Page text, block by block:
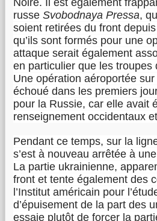
Noire. Il est également
russe Svobodnaya Pressa,
soient retirées du front
qu’ils sont formés pour une
attaque serait également
en particulier que les troupes
Une opération aéroportée
échoué dans les premiers
pour la Russie, car elle avait
renseignement occidentaux
Pendant ce temps, sur la
s’est à nouveau arrêtée à
La partie ukrainienne,
front et tente également des
l’Institut américain pour
d’épuisement de la part des
essaie plutôt de forcer la